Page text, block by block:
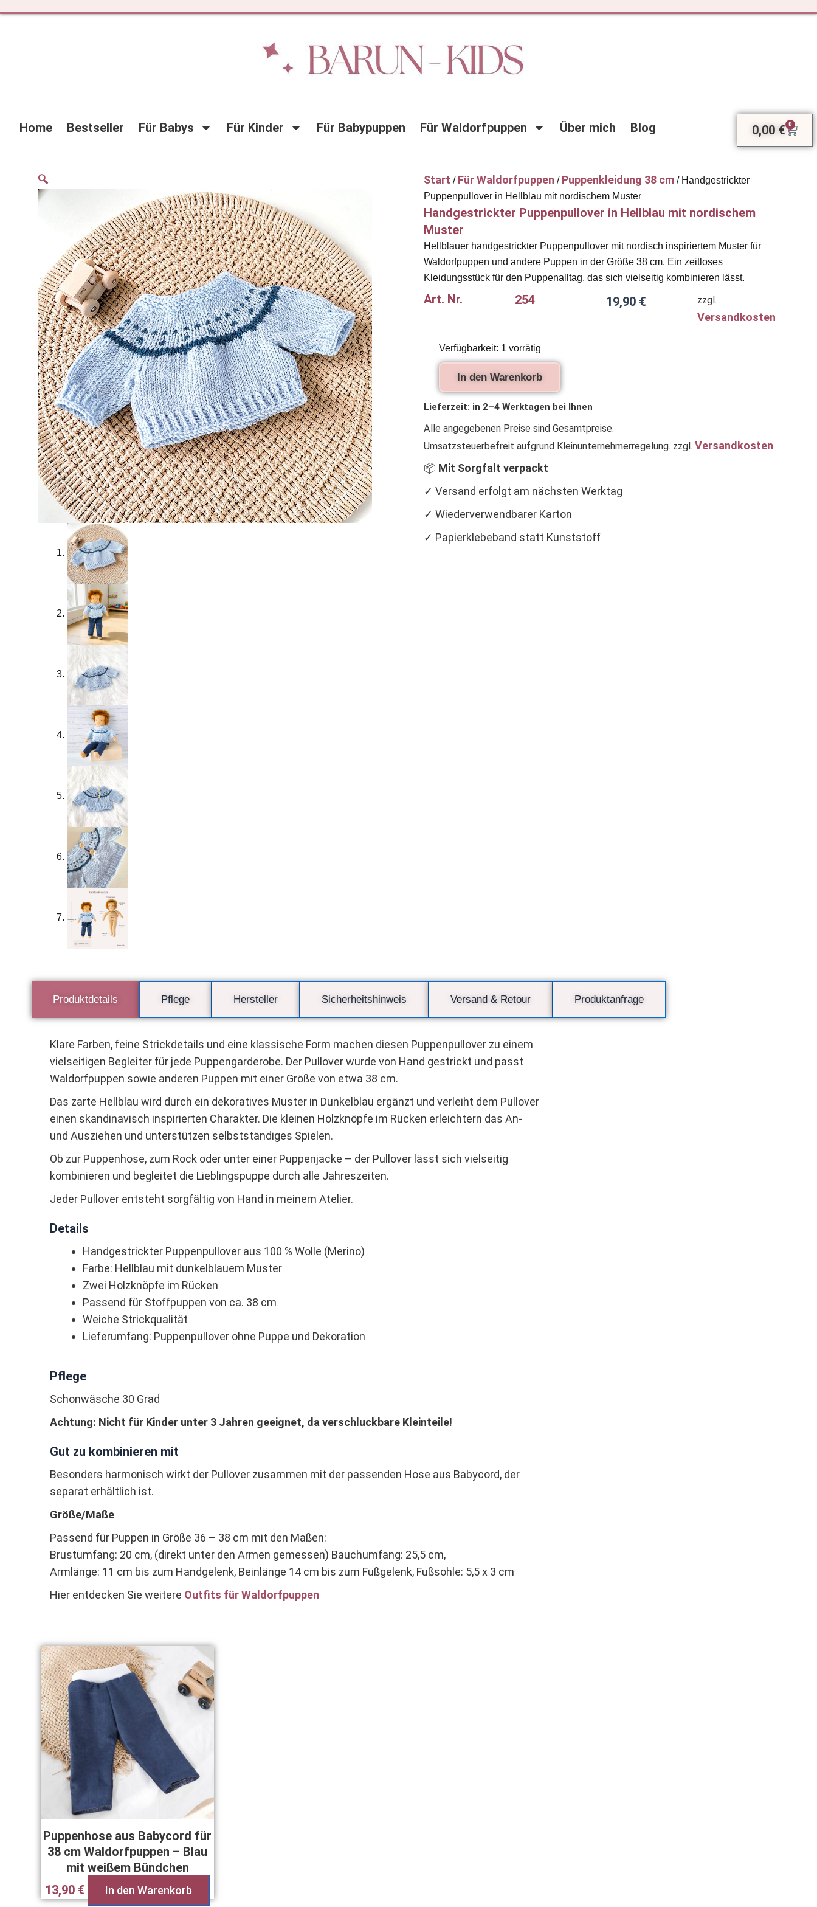
Home Bestseller Für Babys Für Kinder Für Babypuppen Für Waldorfpuppen Über mich Blog 0,00 € 0
🔍 Start / Für Waldorfpuppen / Puppenkleidung 38 cm / Handgestrickter
Puppenpullover in Hellblau mit nordischem Muster
Handgestrickter Puppenpullover in Hellblau mit nordischem
Muster
Hellblauer handgestrickter Puppenpullover mit nordisch inspiriertem Muster für
Waldorfpuppen und andere Puppen in der Größe 38 cm. Ein zeitloses
Kleidungsstück für den Puppenalltag, das sich vielseitig kombinieren lässt.
Art. Nr. 254 19,90 € zzgl.
Versandkosten
Verfügbarkeit: 1 vorrätig
Handgestrickter
Puppenpullover
in
Hellblau
mit
nordischem
Menge
In den Warenkorb
Lieferzeit: in 2–4 Werktagen bei Ihnen
Alle angegebenen Preise sind Gesamtpreise.
Umsatzsteuerbefreit aufgrund Kleinunternehmerregelung. zzgl. Versandkosten
📦 Mit Sorgfalt verpackt
✓ Versand erfolgt am nächsten Werktag
✓ Wiederverwendbarer Karton
✓ Papierklebeband statt Kunststoff
Produktdetails Pflege Hersteller Sicherheitshinweis Versand & Retour Produktanfrage
Klare Farben, feine Strickdetails und eine klassische Form machen diesen Puppenpullover zu einem
vielseitigen Begleiter für jede Puppengarderobe. Der Pullover wurde von Hand gestrickt und passt
Waldorfpuppen sowie anderen Puppen mit einer Größe von etwa 38 cm.
Das zarte Hellblau wird durch ein dekoratives Muster in Dunkelblau ergänzt und verleiht dem Pullover
einen skandinavisch inspirierten Charakter. Die kleinen Holzknöpfe im Rücken erleichtern das An-
und Ausziehen und unterstützen selbstständiges Spielen.
Ob zur Puppenhose, zum Rock oder unter einer Puppenjacke – der Pullover lässt sich vielseitig
kombinieren und begleitet die Lieblingspuppe durch alle Jahreszeiten.
Jeder Pullover entsteht sorgfältig von Hand in meinem Atelier.
Details
Handgestrickter Puppenpullover aus 100 % Wolle (Merino)
Farbe: Hellblau mit dunkelblauem Muster
Zwei Holzknöpfe im Rücken
Passend für Stoffpuppen von ca. 38 cm
Weiche Strickqualität
Lieferumfang: Puppenpullover ohne Puppe und Dekoration
Pflege
Schonwäsche 30 Grad
Achtung: Nicht für Kinder unter 3 Jahren geeignet, da verschluckbare Kleinteile!
Gut zu kombinieren mit
Besonders harmonisch wirkt der Pullover zusammen mit der passenden Hose aus Babycord, der
separat erhältlich ist.
Größe/Maße
Passend für Puppen in Größe 36 – 38 cm mit den Maßen:
Brustumfang: 20 cm, (direkt unter den Armen gemessen) Bauchumfang: 25,5 cm,
Armlänge: 11 cm bis zum Handgelenk, Beinlänge 14 cm bis zum Fußgelenk, Fußsohle: 5,5 x 3 cm
Hier entdecken Sie weitere Outfits für Waldorfpuppen
Puppenhose aus Babycord für
38 cm Waldorfpuppen – Blau
mit weißem Bündchen
13,90 € In den Warenkorb